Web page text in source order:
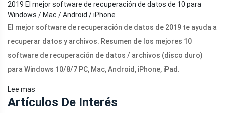
2019 El mejor software de recuperación de datos de 10 para
Windows / Mac / Android / iPhone
El mejor software de recuperación de datos de 2019 te ayuda a
recuperar datos y archivos. Resumen de los mejores 10
software de recuperación de datos / archivos (disco duro)
para Windows 10/8/7 PC, Mac, Android, iPhone, iPad.
Lee mas
Artículos De Interés